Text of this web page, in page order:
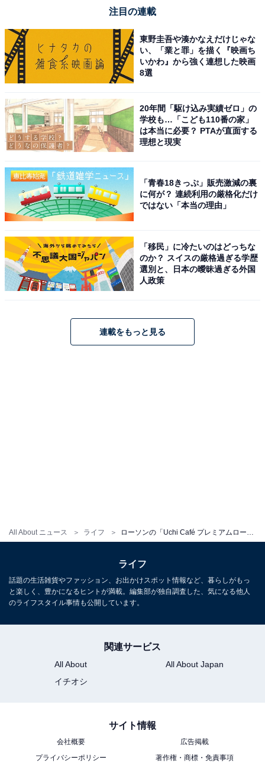
All About ニュース ライフ
プレミアムロール4号がもらえる!? フォトコンテ
スト開催中
「&L&」公式Instagramでは、豪華プレゼントがもらえる
「Uchi Café プレミアムロールケーキフォトコンテス
ト」を開催中。同アカウントをフォローし、「プレミア
ムロールケーキ」を自由にデコレーションした写真に、
参加できます。入選者には、Amazonギフト券（3000円
分）または「Uchi Café プレミアムロールケーキ 4号」を
プレゼント。開催は6月12日までです。興味のある方は
・
続々と！ 静の舞や紫陽花がモチーフ
・
「たい焼き」はコンビニスイーツの隠れたヒット商品！
【関連リンク】
注目の連載
東野圭吾や湊かなえだけじゃな
い、「業と罪」を描く『映画ち
いかわ』から強く連想した映画
8選
20年間「駆け込み実績ゼロ」の
学校も…「こども110番の家」
は本当に必要？ PTAが直面する
理想と現実
「青春18きっぷ」販売激減の裏
に何が？ 連続利用の厳格化だけ
ではない「本当の理由」
「移民」に冷たいのはどっちな
のか？ スイスの厳格過ぎる学歴
選別と、日本の曖昧過ぎる外国
人政策
連載をもっと見る
ライフ
話題の生活雑貨やファッション、お出かけスポット情報など、暮らしがもっ
と楽しく、豊かになるヒントが満載。編集部が独自調査した、気になる他人
のライフスタイル事情も公開しています。
関連サービス
All About
All About Japan
イチオシ
サイト情報
会社概要
広告掲載
プライバシーポリシー
著作権・商標・免責事項